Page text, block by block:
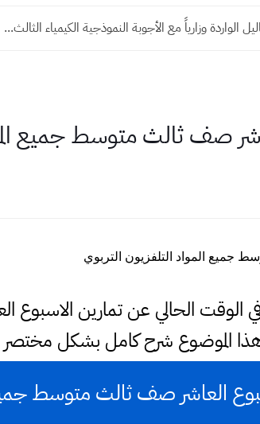
الواردة وزارياً مع الأجوبة النموذجية الكيمياء الثالث...
صف ثالث متوسط جميع
جميع المواد التلفزيون التربوي
في الوقت الحالي عن تمارين
الموضوع شرح كامل بشكل
العاشر صف ثالث متوسط جميع